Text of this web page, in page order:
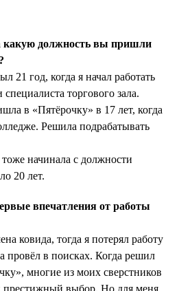
какую должность вы пришли
21 год, когда я начал работать
торгового зала.
в «Пятёрочку» в 17 лет, когда
Решила подрабатывать
начинала с должности
20 лет.
впечатления от работы
ковида, тогда я потерял работу
провёл в поисках. Когда решил
многие из моих сверстников
престижный выбор. Но для меня